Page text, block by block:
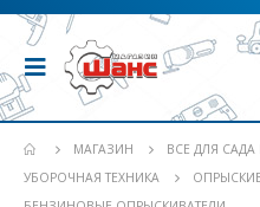
МАГАЗИН
ВСЕ ДЛЯ САДА
УБОРОЧНАЯ ТЕХНИКА